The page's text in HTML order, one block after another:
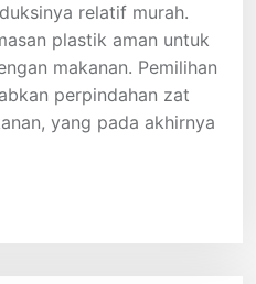
relatif murah.
plastik aman untuk
makanan. Pemilihan
perpindahan zat
yang pada akhirnya